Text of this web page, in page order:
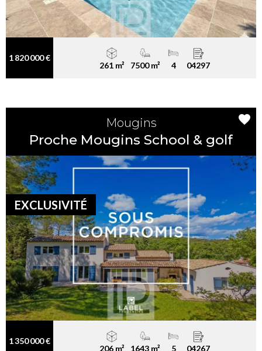
1 820 000 €
261 m² 7500 m² 4 04297
Mougins
Proche Mougins School & golf
1 350 000 €
206 m² 1643 m² 5 04267
EXCLUSIVITÉ